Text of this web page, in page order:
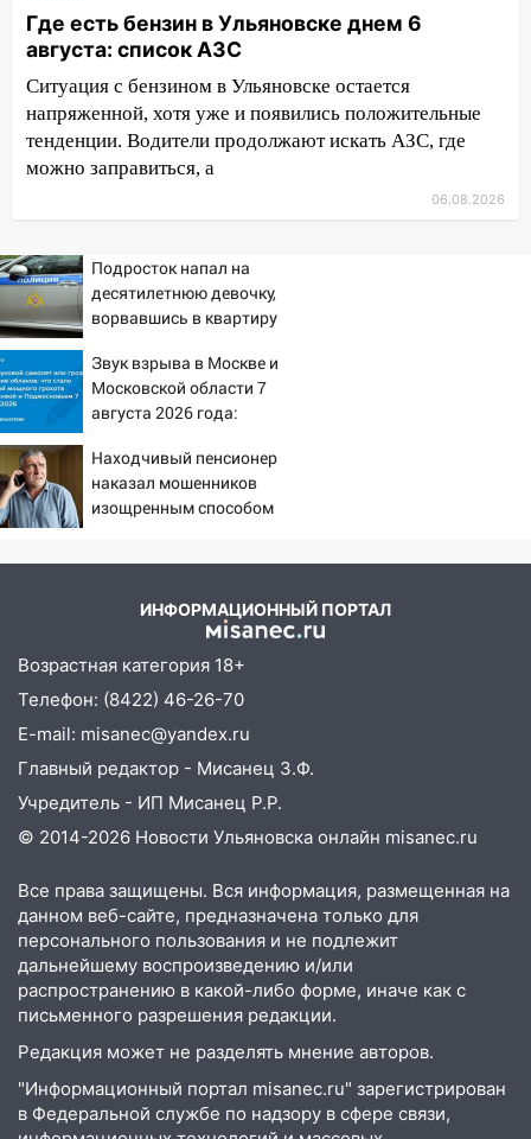
будут судить за неуплату налогов на 48
млн рублей
08:22 Подросток на питбайке сбил
велосипедистку: пострадали двое
07:20
Жара возвращается: ожидается
знойный и сухой четверг
пострадал 38-летний водитель
иномарки
05:00
«Каждая пятая женщина и каждый
второй мужчина в мире сталкиваются с
алопецией»: врач рассказал, чем может
быть вызвано облысение и как с этим
справиться
03:30
Гороскоп на 7 августа: пятница
принесет прилив творческой энергии и
отличные шансы исправить старые
Прогноз погоды на 7 августа в
Ульяновской области
20:04 Ульяновцев приглашают на забег,
посвящённый Дню воздушного флота
России
19:12 В Ульяновской области
руководителя частной компании
наказали за сокрытие прошлого своего
18:02 В Ульяновск едут звезды
баскетбола!
17:08 Ульяновский областной суд
оставил в силе приговор руководству
3,2 млн рублей
16:09 Ветераны легкой атлетики из
Ульяновска успешно выступили на
Где есть бензин в Ульяновске днем 6
августа: список АЗС
Ситуация с бензином в Ульяновске остается
напряженной, хотя уже и появились положительные
тенденции. Водители продолжают искать АЗС, где
можно заправиться, а
06.08.2026
Подросток напал на
десятилетнюю девочку,
ворвавшись в квартиру
Звук взрыва в Москве и
Московской области 7
августа 2026 года:
откуда был громкий
хлопок
Находчивый пенсионер
наказал мошенников
изощренным способом
ИНФОРМАЦИОННЫЙ ПОРТАЛ
Возрастная категория 18+
Телефон: (8422) 46-26-70
E-mail: misanec@yandex.ru
Главный редактор - Мисанец З.Ф.
Учредитель - ИП Мисанец Р.Р.
© 2014-2026 Новости Ульяновска онлайн misanec.ru
Все права защищены. Вся информация, размещенная на
данном веб-сайте, предназначена только для
персонального пользования и не подлежит
дальнейшему воспроизведению и/или
распространению в какой-либо форме, иначе как с
письменного разрешения редакции.
Редакция может не разделять мнение авторов.
"Информационный портал misanec.ru" зарегистрирован
в Федеральной службе по надзору в сфере связи,